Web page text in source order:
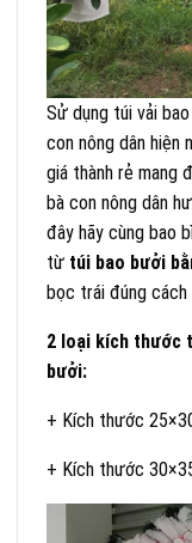
Sử dụng túi vải
con nông dân hiện
giá thành rẻ mang
bà con nông dân
đây hãy cùng bao
từ túi bao bưởi
bọc trái đúng cách
2 loại kích thước
bưởi:
+ Kích thước
+ Kích thước